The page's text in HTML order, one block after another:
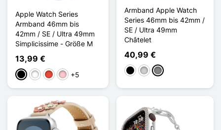
Apple Watch Series
Armband 46mm bis
42mm / SE / Ultra 49mm
Simplicissime - Größe M
13,99 €
Schwarz
WeißRot Pink+5
Armband Apple Watch
Series 46mm bis 42mm /
SE / Ultra 49mm
Châtelet
40,99 €
Schwarz
SilberGris Titanium